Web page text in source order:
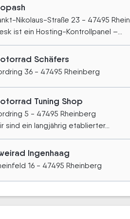
Nikolaus-Straße 23 - 47495
ist ein Hosting-Kontrollpanel –...
Schäfers
36 - 47495 Rheinberg
Tuning Shop
5 - 47495 Rheinberg
sind ein langjährig etablierter...
Ingenhaag
16 - 47495 Rheinberg